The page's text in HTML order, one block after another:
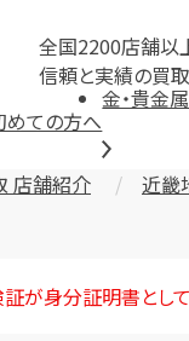
全国2200店舗以
信頼と実績の買
めての方へ
金・貴金
店舗紹介 近畿
身分証明書とし